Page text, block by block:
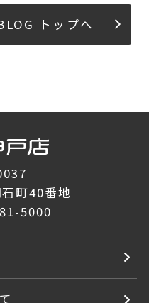
トップへ
町40番地
5000